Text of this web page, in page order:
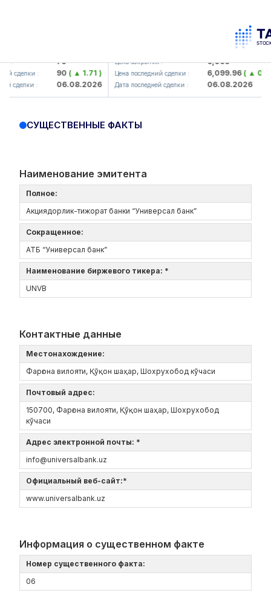
79
: ( ▲ 1.71 )
: 06.08.2026
Цена закрытия : 6,099
Цена последний сделки : 6,099.96( ▲ 0.08 )
Дата последней сделки : 06.08.2026
СУЩЕСТВЕННЫЕ ФАКТЫ
Наименование эмитента
Полное:
Акциядорлик-тижорат банки “Универсал банк”
Сокращенное:
АТБ “Универсал банк”
Наименование биржевого тикера: *
UNVB
Контактные данные
Местонахождение:
Фарғона вилояти, Қўқон шаҳар, Шохрухобод кўчаси
Почтовый адрес:
150700, Фарғона вилояти, Қўқон шаҳар, Шохрухобод
кўчаси
Адрес электронной почты: *
info@universalbank.uz
Официальный веб-сайт:*
www.universalbank.uz
Информация о существенном факте
Номер существенного факта:
06